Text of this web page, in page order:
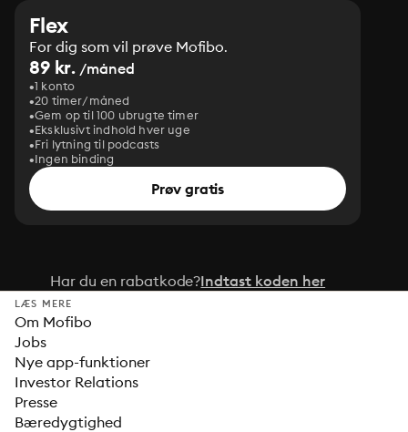
Flex
For dig som vil prøve Mofibo.
89 kr. /måned
1 konto
20 timer/måned
Gem op til 100 ubrugte timer
Eksklusivt indhold hver uge
Fri lytning til podcasts
Ingen binding
Prøv gratis
Har du en rabatkode?Indtast koden her
LÆS MERE
Om Mofibo
Jobs
Nye app-funktioner
Investor Relations
Presse
Bæredygtighed